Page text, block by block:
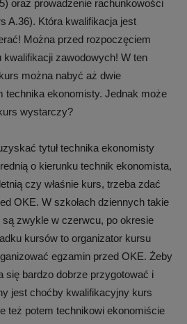
oraz prowadzenie rachunkowości
A.36). Która kwalifikacja jest
Można przed rozpoczęciem
zawodowych! W ten
można nabyć aż dwie
technika ekonomisty. Jednak może
wystarczy?
tytuł technika ekonomisty
o kierunku technik ekonomista,
czy właśnie kurs, trzeba zdać
OKE. W szkołach dziennych takie
zwykle w czerwcu, po okresie
kursów to organizator kursu
egzamin przed OKE. Żeby
się bardzo dobrze przygotować i
jest choćby kwalifikacyjny kurs
też potem technikowi ekonomiście